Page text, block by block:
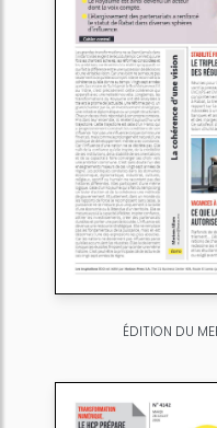
ÉDITION DU